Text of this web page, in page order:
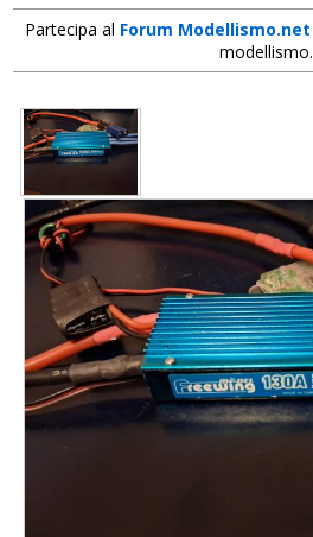
Partecipa al Forum Modellismo.net
modellismo.